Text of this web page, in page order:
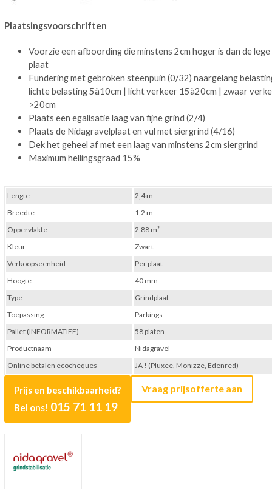
Plaatsingsvoorschriften
Voorzie een afboording die minstens 2cm hoger is dan de lege
plaat
Fundering met gebroken steenpuin (0/32) naargelang
lichte belasting 5à10cm | licht verkeer 15à20cm | zwaar
>20cm
Plaats een egalisatie laag van fijne grind (2/4)
Plaats de Nidagravelplaat en vul met siergrind (4/16)
Dek het geheel af met een laag van minstens 2cm siergrind
Maximum hellingsgraad 15%
Prijs en beschikbaarheid?
Bel ons! 015 71 11 19
Vraag prijsofferte aan
Lengte
2,4 m
Breedte
1,2 m
Oppervlakte
2,88 m²
Kleur
Zwart
Verkoopseenheid
Per plaat
Hoogte
40 mm
Type
Grindplaat
Toepassing
Parkings
Pallet (INFORMATIEF)
58 platen
Productnaam
Nidagravel
Online betalen ecocheques
JA ! (Pluxee, Monizze, Edenred)